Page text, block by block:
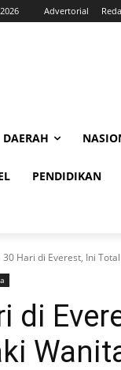
Advertorial
DAERAH
PENDIDIKAN
30 Hari di Everest, Ini
di